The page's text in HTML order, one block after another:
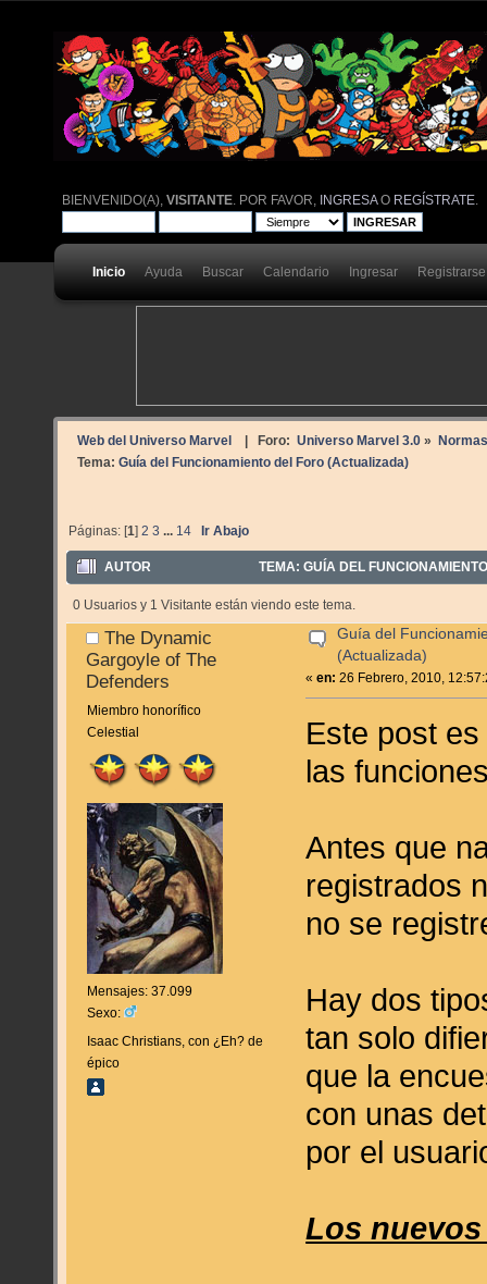
BIENVENIDO(A),VISITANTE . POR FAVOR, INGRESAO REGÍSTRATE
Inicio Ayuda Buscar Calendario Ingresar Registrarse
Web del Universo Marvel | Foro: Universo Marvel 3.0»
Tema: Guía del Funcionamiento del Foro (Actualizada)
Páginas: [1]2 3 ... 14 Ir Abajo
AUTOR TEMA: GUÍA DEL
0 Usuarios y 1 Visitante están viendo este tema.
The Dynamic
Gargoyle of The
Defenders
Miembro honorífico
Celestial
Mensajes: 37.099
Sexo:
Isaac Christians, con ¿Eh? de
épico
Guía del
(Actualizada)
«en: 26 Febrero, 2010,
Este post
las
Antes que
registrados
no se
Hay dos
tan solo
que la
con unas
por el
Los